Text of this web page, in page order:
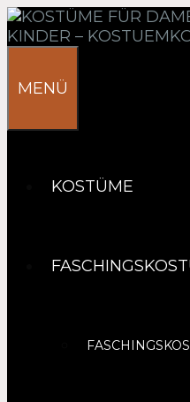
Springe
zum
MENÜ
KOSTÜME